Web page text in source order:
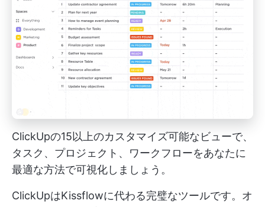
ClickUpの15以上のカスタマイズ可能なビューで、
タスク、プロジェクト、ワークフローをあなたに
最適な方法で可視化しましょう。
ClickUpはKissflowに代わる完璧なツールです。オ